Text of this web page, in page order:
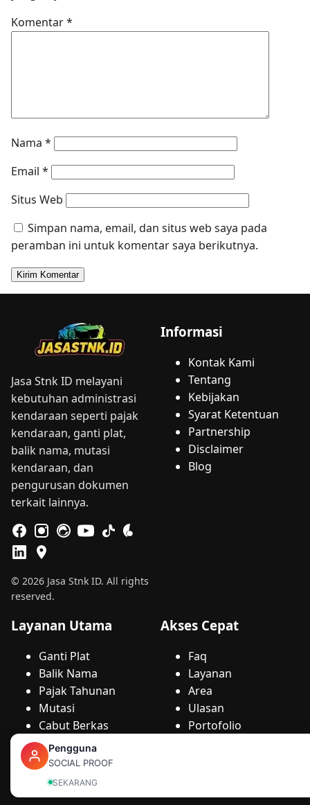
Komentar*
Nama *
Email *
Situs Web
Simpan nama, email, dan situs web saya pada
peramban ini untuk komentar saya berikutnya.
Jasa Stnk ID melayani
kebutuhan administrasi
kendaraan seperti pajak
kendaraan, ganti plat,
balik nama, mutasi
kendaraan, dan
pengurusan dokumen
terkait lainnya.
© 2026 Jasa Stnk ID. All rights
reserved.
Informasi
Kontak Kami
Tentang
Kebijakan
Syarat Ketentuan
Partnership
Disclaimer
Blog
Layanan Utama
Ganti Plat
Balik Nama
Pajak Tahunan
Mutasi
Cabut Berkas
Duplikat
Cek Fisik
Akses Cepat
Faq
Layanan
Area
Ulasan
Portofolio
Pengguna
SOCIAL PROOF
SEKARANG